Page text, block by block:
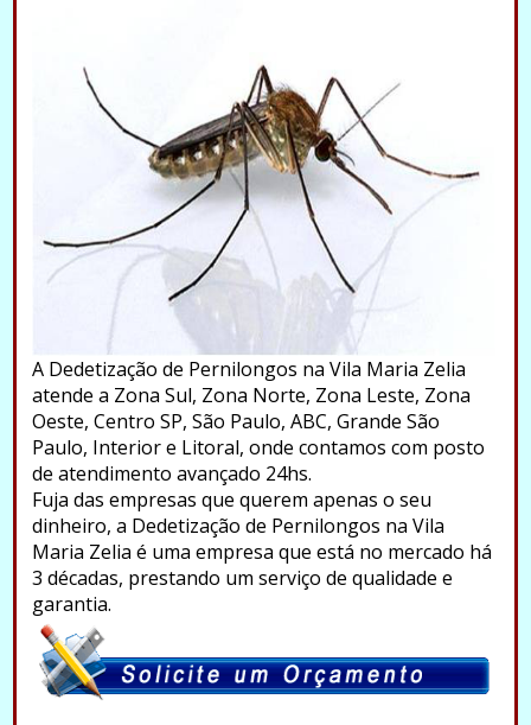
A Dedetização de Pernilongos na Vila Maria Zelia
atende a Zona Sul, Zona Norte, Zona Leste, Zona
Oeste, Centro SP, São Paulo, ABC, Grande São
Paulo, Interior e Litoral, onde contamos com posto
de atendimento avançado 24hs.
Fuja das empresas que querem apenas o seu
dinheiro, a Dedetização de Pernilongos na Vila
Maria Zelia é uma empresa que está no mercado há
3 décadas, prestando um serviço de qualidade e
garantia.